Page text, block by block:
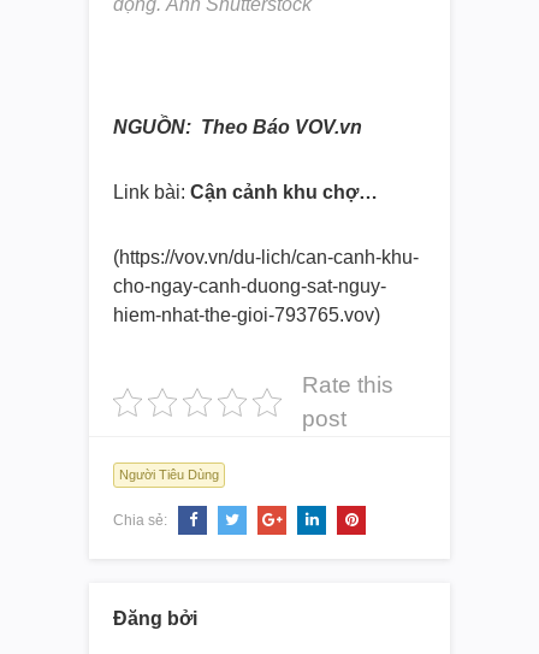
động. Ảnh Shutterstock
NGUỒN: Theo Báo VOV.vn
Link bài: Cận cảnh khu chợ…
(https://vov.vn/du-lich/can-canh-khu-
cho-ngay-canh-duong-sat-nguy-
hiem-nhat-the-gioi-793765.vov)
Rate this
post
Người Tiêu Dùng
Chia sẻ:
Đăng bởi